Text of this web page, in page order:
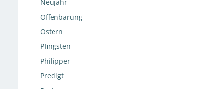
Neujahr
Offenbarung
Ostern
Pfingsten
Philipper
Predigt